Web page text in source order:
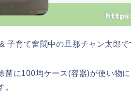
子育て奮闘中の旦那チャン太郎で
菌に100均ケース(容器)が使い物
。